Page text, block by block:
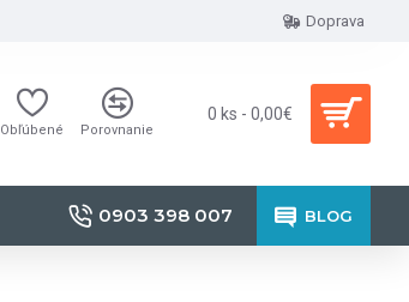
Doprava
Obľúbené Porovnanie
0 ks - 0,00€
0903 398 007 BLOG